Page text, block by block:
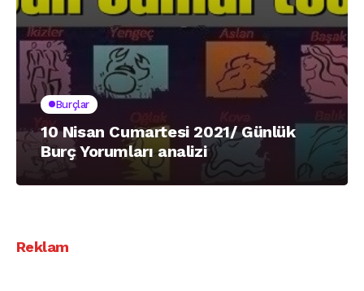
Burçlar
10 Nisan Cumartesi 2021/ Günlük
Burç Yorumları analizi
Reklam